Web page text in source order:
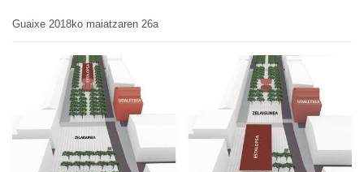
Guaixe 2018ko maiatzaren 26a